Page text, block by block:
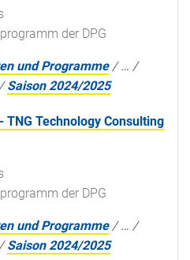
der DPG
und Programme /… /
Saison 2024/2025
TNG Technology Consulting
der DPG
und Programme /… /
Saison 2024/2025